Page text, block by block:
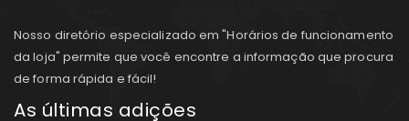
Nosso diretório especializado em "Horários de funcionamento
da loja" permite que você encontre a informação que procura
de forma rápida e fácil!
As últimas adições